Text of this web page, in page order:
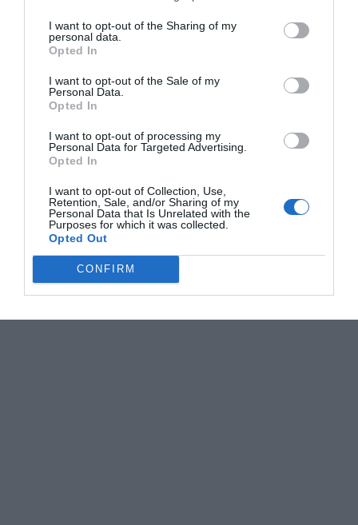
I want to opt-out of the Sharing of my
personal data.
Opted In
I want to opt-out of the Sale of my
Personal Data.
Opted In
I want to opt-out of processing my
Personal Data for Targeted Advertising.
Opted In
I want to opt-out of Collection, Use,
Retention, Sale, and/or Sharing of my
Personal Data that Is Unrelated with the
Purposes for which it was collected.
Opted Out
CONFIRM